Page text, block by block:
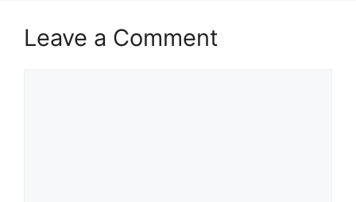
Leave a Comment